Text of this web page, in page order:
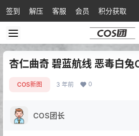
签到 解压 客服 会员 积分获取
杏仁曲奇 碧蓝航线 恶毒白
COS新图 3 年前 0
COS团长